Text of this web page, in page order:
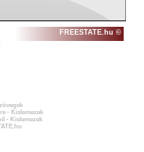
FREESTATE.hu ©
- Kislemezek
- Kislemezek